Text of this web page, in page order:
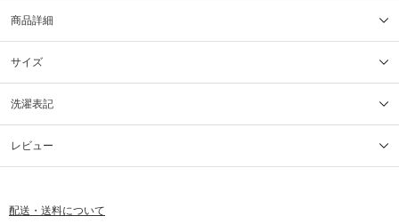
商品詳細
サイズ
洗濯表記
レビュー
配送・送料について